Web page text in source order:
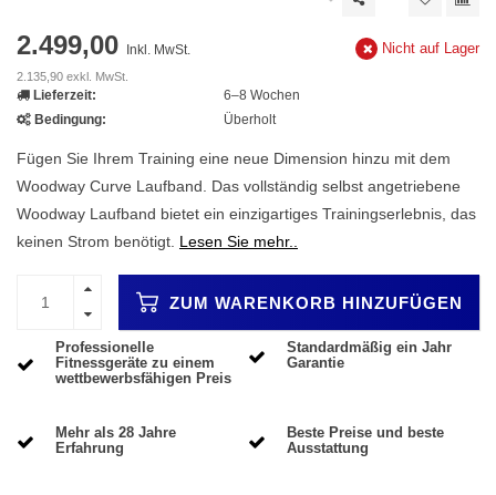
2.499,00 Inkl. MwSt.
2.135,90 exkl. MwSt.
Nicht auf Lager
Lieferzeit:
6–8 Wochen
Bedingung:
Überholt
Fügen Sie Ihrem Training eine neue Dimension hinzu mit dem
Woodway Curve Laufband. Das vollständig selbst angetriebene
Woodway Laufband bietet ein einzigartiges Trainingserlebnis, das
keinen Strom benötigt. Lesen Sie mehr..
ZUM WARENKORB HINZUFÜGEN
Professionelle
Fitnessgeräte zu einem
wettbewerbsfähigen Preis
Standardmäßig ein Jahr
Garantie
Mehr als 28 Jahre
Erfahrung
Beste Preise und beste
Ausstattung